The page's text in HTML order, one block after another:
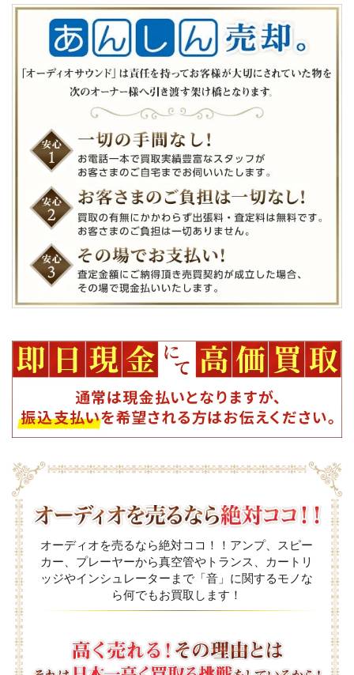
オーディオを売るなら絶対ココ！！アンプ、スピー
カー、プレーヤーから真空管やトランス、カートリ
ッジやインシュレーターまで「音」に関するモノな
ら何でもお買取します！